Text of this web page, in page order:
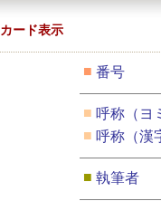
カード表示
■ 番号
■ 呼称（ヨ
■ 呼称（漢
■ 執筆者